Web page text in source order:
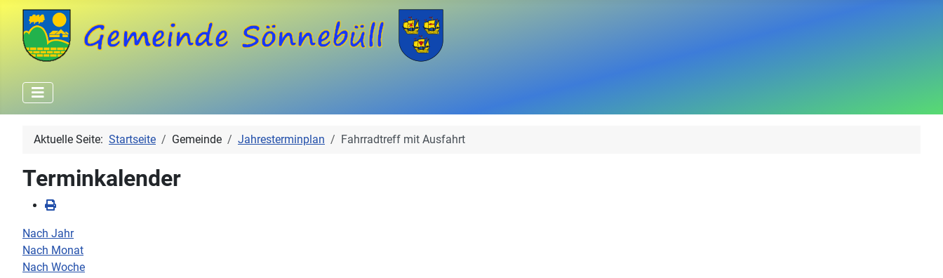
Aktuelle Seite: Startseite Gemeinde Jahresterminplan Fahrradtreff mit Ausfahrt
Terminkalender
Nach Jahr
Nach Monat
Nach Woche